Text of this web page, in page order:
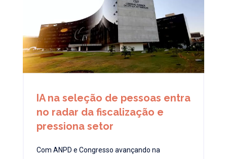
IA na seleção de pessoas entra
no radar da fiscalização e
pressiona setor
Com ANPD e Congresso avançando na